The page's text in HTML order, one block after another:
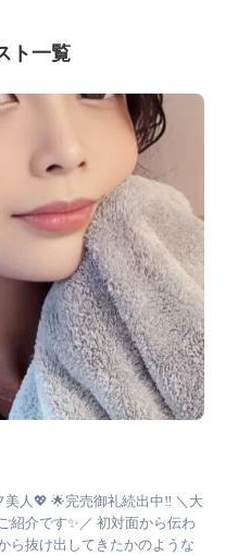
ト一覧
人💖 🌟完売御礼続出中‼️ ＼大
紹介です✨／ 初対面から伝わ
ら抜け出してきたかのような